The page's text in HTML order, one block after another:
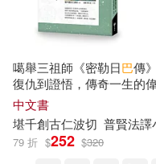
厄南．狄亞茲(2)
吳宜倩(2)
唐 不空譯(2)
安徽文藝出版社(5)
小漫遊文化(5)
復旦大學出版社(5)
噶舉三祖師《密勒日巴傳
復仇到證悟，傳奇一生的
瑜伽士
中文書
堪千創古仁波切 普賢法譯
79 折 $252 $320